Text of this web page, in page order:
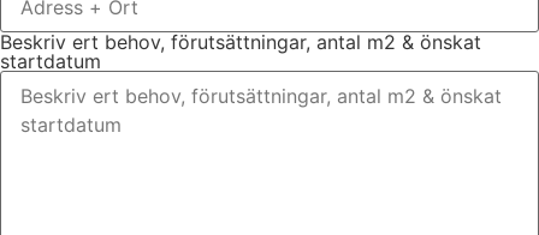
Beskriv ert behov, förutsättningar, antal m2 & önskat
startdatum